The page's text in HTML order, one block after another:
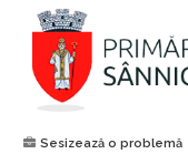
Sesizează o problemă